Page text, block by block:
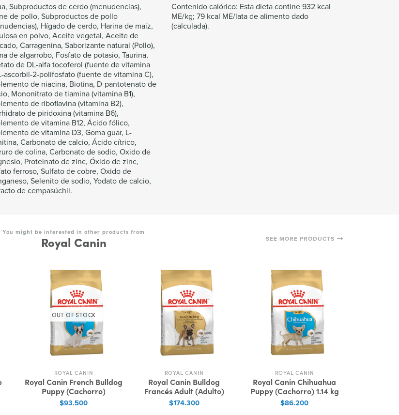
Subproductos de cerdo (menudencias),
de pollo, Subproductos de pollo
Hígado de cerdo, Harina de maíz,
en polvo, Aceite vegetal, Aceite de
Carragenina, Saborizante natural (Pollo),
de algarrobo, Fosfato de potasio, Taurina,
de DL-alfa tocoferol (fuente de vitamina
ascorbil-2-polifosfato (fuente de vitamina C),
de niacina, Biotina, D-pantotenato de
Mononitrato de tiamina (vitamina B1),
de riboflavina (vitamina B2),
de piridoxina (vitamina B6),
de vitamina B12, Ácido fólico,
de vitamina D3, Goma guar, L-
Carbonato de calcio, Ácido cítrico,
de colina, Carbonato de sodio, Oxido de
Proteinato de zinc, Óxido de zinc,
ferroso, Sulfato de cobre, Oxido de
Selenito de sodio, Yodato de calcio,
de cempasúchil.
Contenido calórico: Esta dieta contine 932 kcal
ME/kg; 79 kcal ME/lata de alimento dado
(calculada).
You might be interested in other products from
Royal Canin SEE MORE PRODUCTS
OUT OF STOCK
ROYAL CANIN
Royal Canin French Bulldog
Puppy (Cachorro)
$93.500
ROYAL CANIN
Royal Canin Bulldog
Francés Adult (Adulto)
$174.300
ROYAL CANIN
Royal Canin Chihuahua
Puppy (Cachorro) 1.14 kg
$86.200